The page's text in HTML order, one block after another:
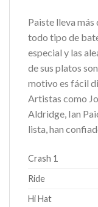
Paiste lleva más
todo tipo de
especial y las
de sus platos son
motivo es fácil
Artistas como
Aldridge, Ian
lista, han
Crash 1
Ride
Hi Hat